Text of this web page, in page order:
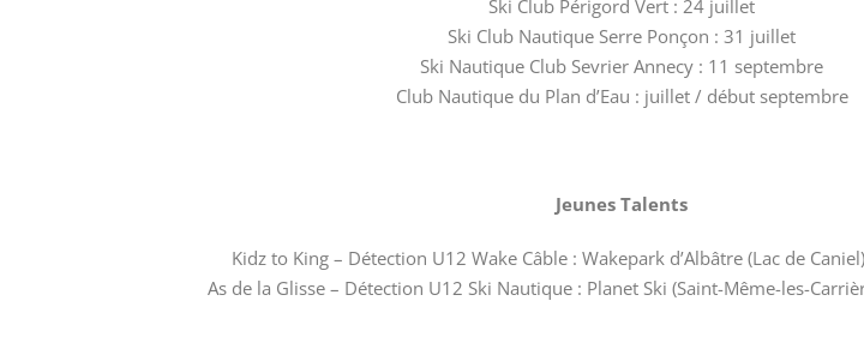
Ski Club Périgord Vert : 24 juillet
Ski Club Nautique Serre Ponçon : 31 juillet
Ski Nautique Club Sevrier Annecy : 11 septembre
Club Nautique du Plan d’Eau : juillet / début septembre
Jeunes Talents
Kidz to King – Détection U12 Wake Câble : Wakepark d’Albâtre (Lac de
As de la Glisse – Détection U12 Ski Nautique : Planet Ski (Saint-Même-les-